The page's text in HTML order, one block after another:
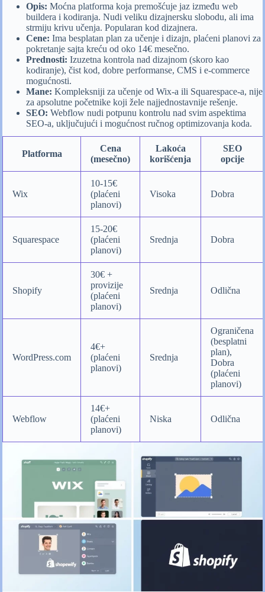
Opis: Moćna platforma koja premošćuje jaz između web
buildera i kodiranja. Nudi veliku dizajnersku slobodu, ali ima
strmiju krivu učenja. Popularan kod dizajnera.
Cene: Ima besplatan plan za učenje i dizajn, plaćeni planovi za
pokretanje sajta kreću od oko 14€ mesečno.
Prednosti: Izuzetna kontrola nad dizajnom (skoro kao
kodiranje), čist kod, dobre performanse, CMS i e-commerce
mogućnosti.
Mane: Kompleksniji za učenje od Wix-a ili Squarespace-a, nije
za apsolutne početnike koji žele najjednostavnije rešenje.
SEO: Webflow nudi potpunu kontrolu nad svim aspektima
SEO-a, uključujući i mogućnost ručnog optimizovanja koda.
Platforma
Cena
(mesečno)
Lakoća
korišćenja
SEO
opcije
Wix
10-15€
(plaćeni
planovi)
Visoka Dobra
Squarespace
15-20€
(plaćeni
planovi)
Srednja Dobra
Shopify
30€ +
provizije
(plaćeni
planovi)
Srednja Odlična
WordPress.com
4€+
(plaćeni
planovi)
Srednja
Ograničena
(besplatni
plan),
Dobra
(plaćeni
planovi)
Webflow
14€+
(plaćeni
planovi)
Niska Odlična